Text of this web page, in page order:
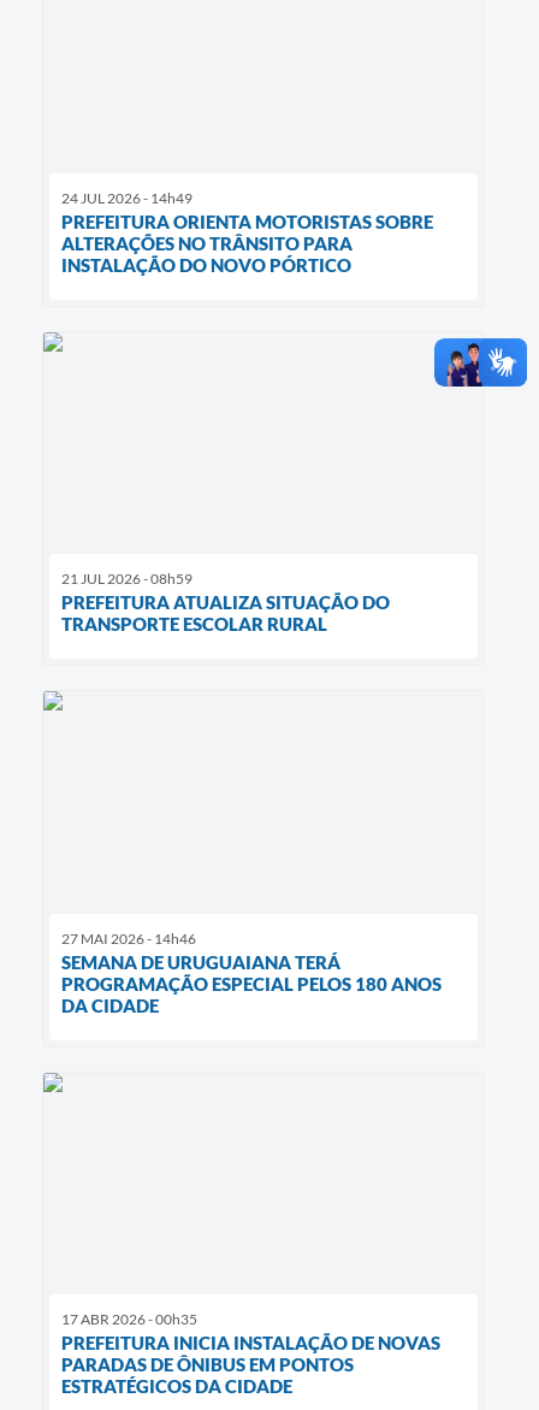
24 JUL 2026 - 14h49
PREFEITURA ORIENTA MOTORISTAS SOBRE
ALTERAÇÕES NO TRÂNSITO PARA
INSTALAÇÃO DO NOVO PÓRTICO
21 JUL 2026 - 08h59
PREFEITURA ATUALIZA SITUAÇÃO DO
TRANSPORTE ESCOLAR RURAL
27 MAI 2026 - 14h46
SEMANA DE URUGUAIANA TERÁ
PROGRAMAÇÃO ESPECIAL PELOS 180 ANOS
DA CIDADE
17 ABR 2026 - 00h35
PREFEITURA INICIA INSTALAÇÃO DE NOVAS
PARADAS DE ÔNIBUS EM PONTOS
ESTRATÉGICOS DA CIDADE